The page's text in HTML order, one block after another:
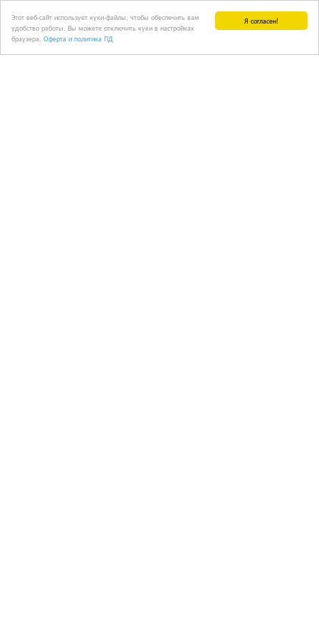
Я согласен!
Этот веб-сайт использует куки-файлы, чтобы обеспечить вам
удобство работы. Вы можете отключить куки в настройках
браузера. Оферта и политика ПД